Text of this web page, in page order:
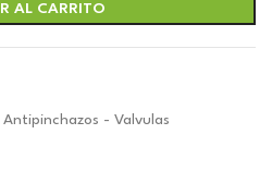
AL CARRITO
- Valvulas